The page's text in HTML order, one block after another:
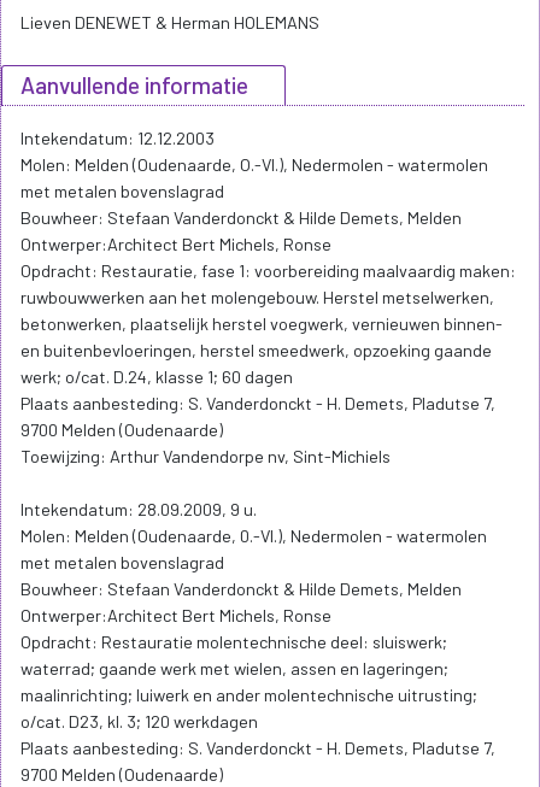
Lieven DENEWET & Herman HOLEMANS
Aanvullende informatie
Intekendatum: 12.12.2003
Molen: Melden (Oudenaarde, O.-Vl.), Nedermolen - watermolen
met metalen bovenslagrad
Bouwheer: Stefaan Vanderdonckt & Hilde Demets, Melden
Ontwerper:Architect Bert Michels, Ronse
Opdracht: Restauratie, fase 1: voorbereiding maalvaardig maken:
ruwbouwwerken aan het molengebouw. Herstel metselwerken,
betonwerken, plaatselijk herstel voegwerk, vernieuwen binnen-
en buitenbevloeringen, herstel smeedwerk, opzoeking gaande
werk; o/cat. D.24, klasse 1; 60 dagen
Plaats aanbesteding: S. Vanderdonckt - H. Demets, Pladutse 7,
9700 Melden (Oudenaarde)
Toewijzing: Arthur Vandendorpe nv, Sint-Michiels
Intekendatum: 28.09.2009, 9 u.
Molen: Melden (Oudenaarde, 0.-Vl.), Nedermolen - watermolen
met metalen bovenslagrad
Bouwheer: Stefaan Vanderdonckt & Hilde Demets, Melden
Ontwerper:Architect Bert Michels, Ronse
Opdracht: Restauratie molentechnische deel: sluiswerk;
waterrad; gaande werk met wielen, assen en lageringen;
maalinrichting; luiwerk en ander molentechnische uitrusting;
o/cat. D23, kl. 3; 120 werkdagen
Plaats aanbesteding: S. Vanderdonckt - H. Demets, Pladutse 7,
9700 Melden (Oudenaarde)